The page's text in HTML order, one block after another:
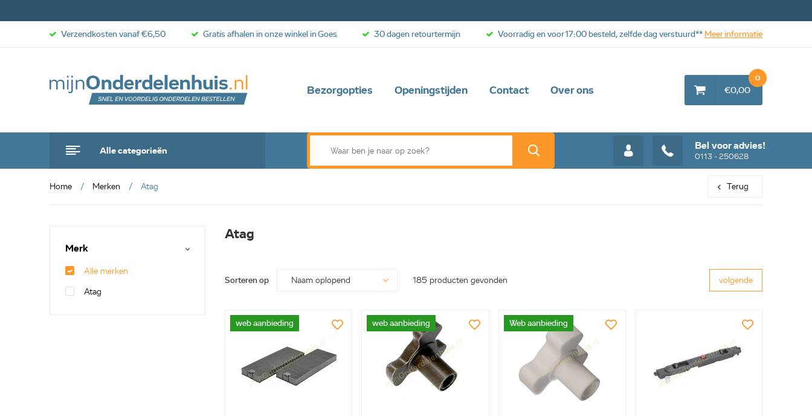
Bezorgopties Openingstijden Contact Over ons
Alle categorieën Bel voor advies!
0113 - 250628
€0,00
0
Verzendkosten vanaf €6,50 Gratis afhalen in onze winkel in Goes 30 dagen retourtermijn Voorradig en voor 17:00 besteld, zelfde dag verstuurd** Meer informatie
Home Merken Atag Terug
Merk
Alle merken
Atag
Atag
Sorteren op 185 producten gevonden volgende
web aanbieding web aanbieding Web aanbieding